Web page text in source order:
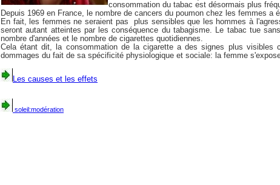
consommation du tabac est désormais plus
Depuis 1969 en France, le nombre de cancers du poumon chez les femmes a
En fait, les femmes ne seraient pas plus sensibles que les hommes à
seront autant atteintes par les conséquence du tabagisme. Le tabac tue
nombre d'années et le nombre de cigarettes quotidiennes.
Cela étant dit, la consommation de la cigarette a des signes plus visibles
dommages du fait de sa spécificité physiologique et sociale: la femme
Les causes et les effets
soleil:modération